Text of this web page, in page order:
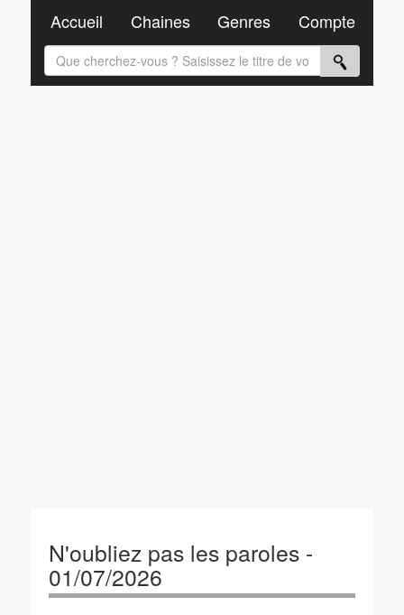
N'oubliez pas les paroles -
01/07/2026
Accueil Chaines Genres Compte